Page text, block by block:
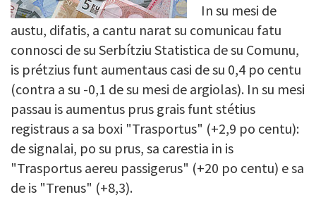
In su mesi de
austu, difatis, a cantu narat su comunicau fatu
connosci de su Serbítziu Statistica de su Comunu,
is prétzius funt aumentaus casi de su 0,4 po centu
(contra a su -0,1 de su mesi de argiolas). In su mesi
passau is aumentus prus grais funt stétius
registraus a sa boxi "Trasportus" (+2,9 po centu):
de signalai, po su prus, sa carestia in is
"Trasportus aereu passigerus" (+20 po centu) e sa
de is "Trenus" (+8,3).